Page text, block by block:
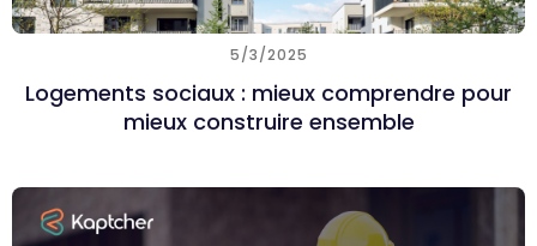
5/3/2025
Logements sociaux : mieux comprendre pour
mieux construire ensemble